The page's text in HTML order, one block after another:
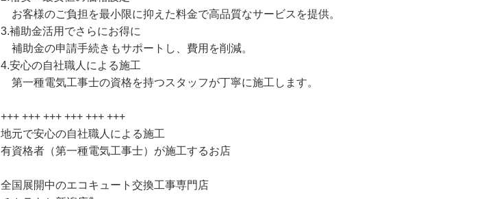
お客様のご負担を最小限に抑えた料金で高品質なサービスを提供。
3.補助金活用でさらにお得に
補助金の申請手続きもサポートし、費用を削減。
4.安心の自社職人による施工
第一種電気工事士の資格を持つスタッフが丁寧に施工します。
+++ +++ +++ +++ +++ +++
地元で安心の自社職人による施工
有資格者（第一種電気工事士）が施工するお店
全国展開中のエコキュート交換工事専門店